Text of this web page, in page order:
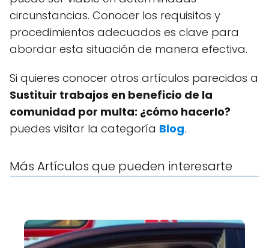
circunstancias. Conocer los requisitos y
procedimientos adecuados es clave para
abordar esta situación de manera efectiva.
Si quieres conocer otros artículos parecidos a
Sustituir trabajos en beneficio de la
comunidad por multa: ¿cómo hacerlo?
puedes visitar la categoría Blog.
Más Artículos que pueden interesarte